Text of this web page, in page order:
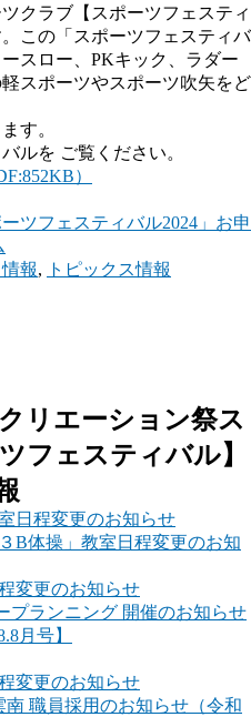
クラブ【スポーツフェスティ
この「スポーツフェスティバ
スロー、PKキック、ラダー
スポーツやスポーツ吹矢をど
す。
ルを ご覧ください。
）
ツフェスティバル2024」お申
報, トピックス情報
リエーション祭ス
フェスティバル】
日程変更のお知らせ
B体操」教室日程変更のお知
変更のお知らせ
プランニング 開催のお知らせ
月号】
変更のお知らせ
職員採用のお知らせ（令和